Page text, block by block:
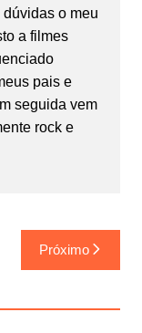
o meu
a filmes
pais e
seguida vem
rock e
Próximo